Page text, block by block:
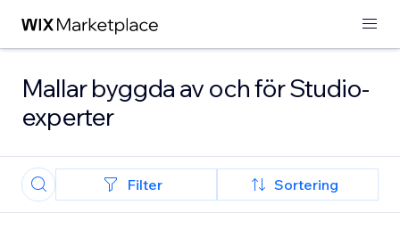
Mallar byggda av och för Studio-
experter
Filter Sortering